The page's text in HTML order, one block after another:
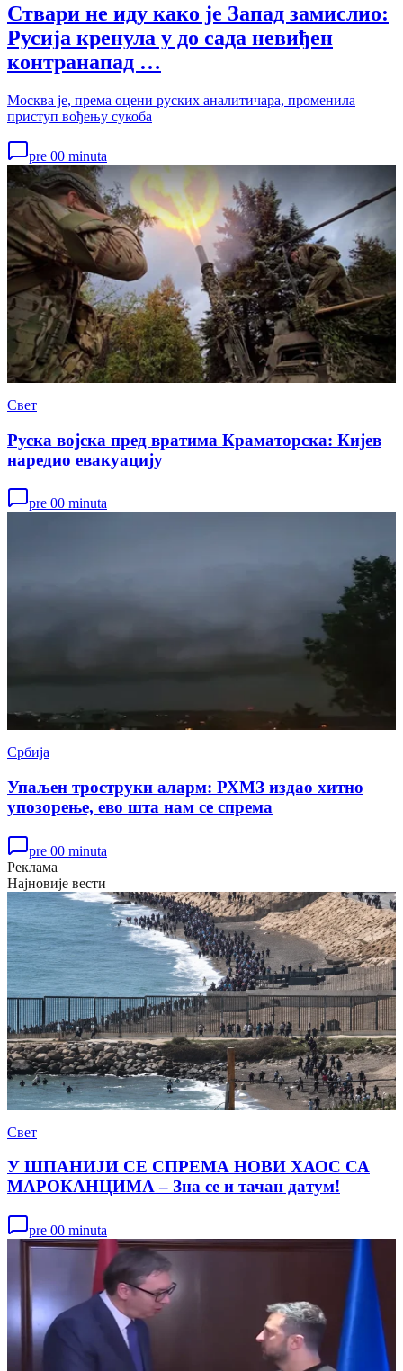
Ствари не иду како је Запад замислио:
Русија кренула у до сада невиђен
контранапад …
Москва је, према оцени руских аналитичара, променила
приступ вођењу сукоба
pre 00 minuta
Свет
Руска војска пред вратима Краматорска: Кијев
наредио евакуацију
pre 00 minuta
Србија
Упаљен троструки аларм: РХМЗ издао хитно
упозорење, ево шта нам се спрема
pre 00 minuta
Реклама
Најновије вести
Свет
У ШПАНИЈИ СЕ СПРЕМА НОВИ ХАОС СА
МАРОКАНЦИМА – Зна се и тачан датум!
pre 00 minuta